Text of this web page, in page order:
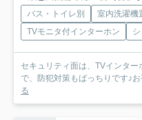
バス・トイレ別 室内洗濯機
TVモニタ付インターホン
セキュリティ面は、TVインタ
で、防犯対策もばっちりです♪
る